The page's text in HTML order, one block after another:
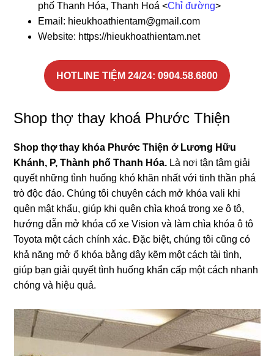
phố Thanh Hóa, Thanh Hoá <Chỉ đường>
Email: hieukhoathientam@gmail.com
Website: https://hieukhoathientam.net
HOTLINE TIỆM 24/24: 0904.58.6800
Shop thợ thay khoá Phước Thiện
Shop thợ thay khóa Phước Thiện ở Lương Hữu
Khánh, P, Thành phố Thanh Hóa. Là nơi tận tâm giải
quyết những tình huống khó khăn nhất với tinh thần phá
trò độc đáo. Chúng tôi chuyên cách mở khóa vali khi
quên mật khẩu, giúp khi quên chìa khoá trong xe ô tô,
hướng dẫn mở khóa cổ xe Vision và làm chìa khóa ô tô
Toyota một cách chính xác. Đặc biệt, chúng tôi cũng có
khả năng mở ổ khóa bằng dây kẽm một cách tài tình,
giúp bạn giải quyết tình huống khẩn cấp một cách nhanh
chóng và hiệu quả.